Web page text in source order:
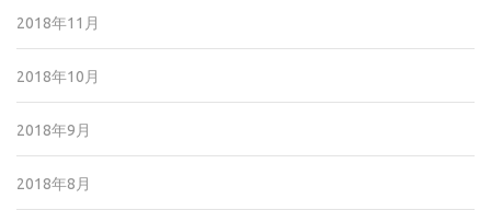
2018年11月
2018年10月
2018年9月
2018年8月